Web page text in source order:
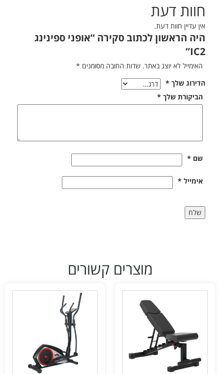
חוות דעת
אין עדיין חוות דעת.
היה הראשון לכתוב סקירה “אופני ספינינג
IC2”
האימייל לא יוצג באתר. שדות החובה מסומנים *
הדירוג שלך *
הביקורת שלך *
שם *
אימייל *
מוצרים קשורים